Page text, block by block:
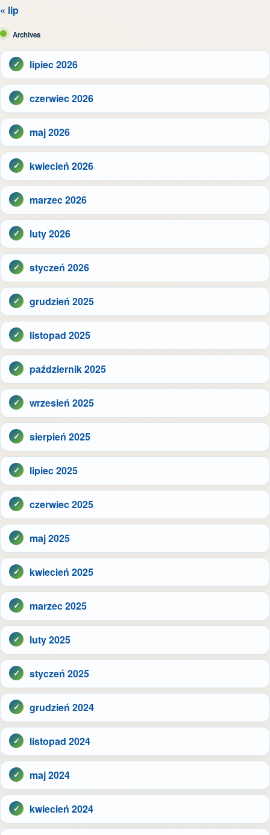
« lip
Archives
lipiec 2026
czerwiec 2026
maj 2026
kwiecień 2026
marzec 2026
luty 2026
styczeń 2026
grudzień 2025
listopad 2025
październik 2025
wrzesień 2025
sierpień 2025
lipiec 2025
czerwiec 2025
maj 2025
kwiecień 2025
marzec 2025
luty 2025
styczeń 2025
grudzień 2024
listopad 2024
maj 2024
kwiecień 2024